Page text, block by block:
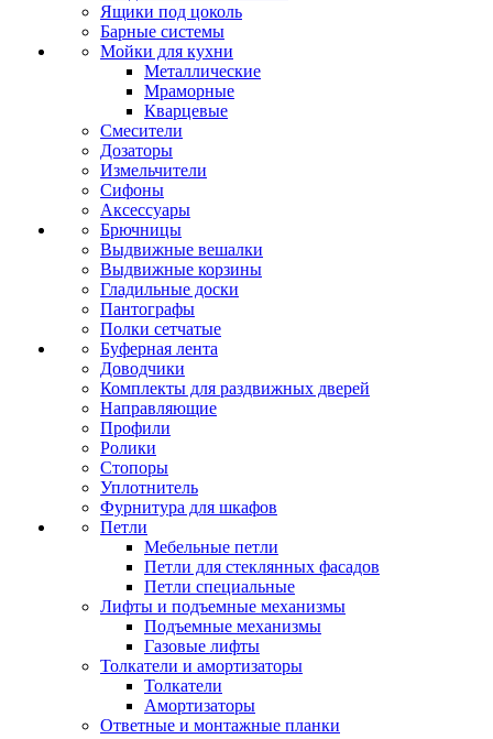
Ящики под цоколь
Барные системы
Мойки для кухни
Металлические
Мраморные
Кварцевые
Смесители
Дозаторы
Измельчители
Сифоны
Аксессуары
Брючницы
Выдвижные вешалки
Выдвижные корзины
Гладильные доски
Пантографы
Полки сетчатые
Буферная лента
Доводчики
Комплекты для раздвижных дверей
Направляющие
Профили
Ролики
Стопоры
Уплотнитель
Фурнитура для шкафов
Петли
Мебельные петли
Петли для стеклянных фасадов
Петли специальные
Лифты и подъемные механизмы
Подъемные механизмы
Газовые лифты
Толкатели и амортизаторы
Толкатели
Амортизаторы
Ответные и монтажные планки